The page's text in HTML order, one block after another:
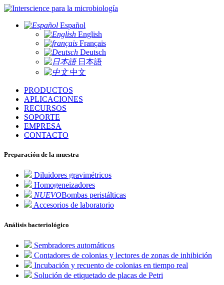
para la microbiología
Español
English
Français
Deutsch
日本語
中文
PRODUCTOS
APLICACIONES
RECURSOS
SOPORTE
EMPRESA
CONTACTO
Preparación de la muestra
Diluidores gravimétricos
Homogeneizadores
NUEVOBombas peristálticas
Accesorios de laboratorio
Análisis bacteriológico
Sembradores automáticos
Contadores de colonias y lectores de zonas de inhibición
Incubación y recuento de colonias en tiempo real
Solución de etiquetado de placas de Petri